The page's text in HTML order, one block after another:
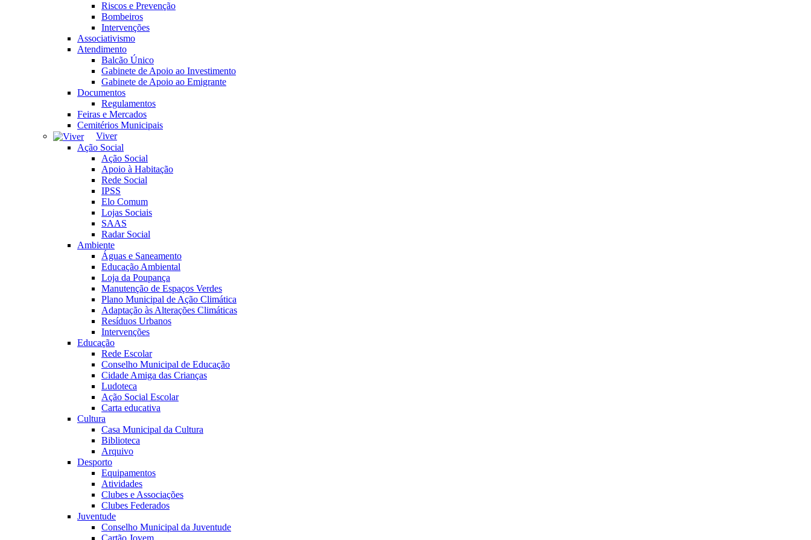
Riscos e Prevenção
Bombeiros
Intervenções
Associativismo
Atendimento
Balcão Único
Gabinete de Apoio ao Investimento
Gabinete de Apoio ao Emigrante
Documentos
Regulamentos
Feiras e Mercados
Cemitérios Municipais
Viver
Ação Social
Ação Social
Apoio à Habitação
Rede Social
IPSS
Elo Comum
Lojas Sociais
SAAS
Radar Social
Ambiente
Águas e Saneamento
Educação Ambiental
Loja da Poupança
Manutenção de Espaços Verdes
Plano Municipal de Ação Climática
Adaptação às Alterações Climáticas
Resíduos Urbanos
Intervenções
Educação
Rede Escolar
Conselho Municipal de Educação
Cidade Amiga das Crianças
Ludoteca
Ação Social Escolar
Carta educativa
Cultura
Casa Municipal da Cultura
Biblioteca
Arquivo
Desporto
Equipamentos
Atividades
Clubes e Associações
Clubes Federados
Juventude
Conselho Municipal da Juventude
Cartão Jovem